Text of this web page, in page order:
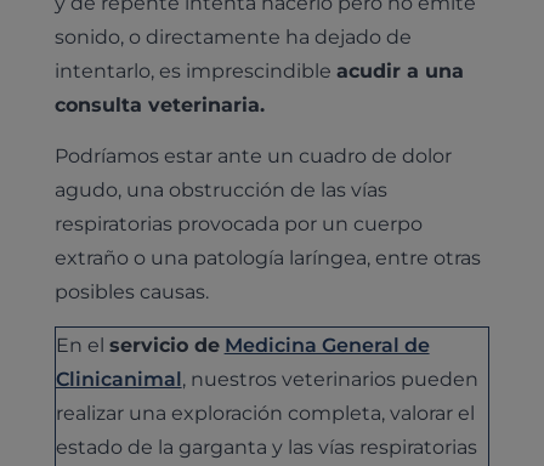
sonido, o directamente ha dejado de
intentarlo, es imprescindible acudir a una
consulta veterinaria.
Podríamos estar ante un cuadro de dolor
agudo, una obstrucción de las vías
respiratorias provocada por un cuerpo
extraño o una patología laríngea, entre otras
posibles causas.
En el servicio de Medicina General de
Clinicanimal, nuestros veterinarios pueden
realizar una exploración completa, valorar el
estado de la garganta y las vías respiratorias